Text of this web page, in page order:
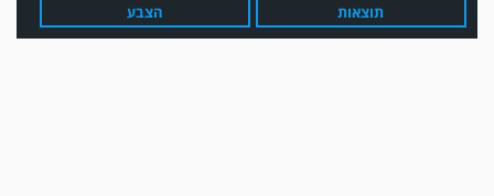
תוצאות הצבע